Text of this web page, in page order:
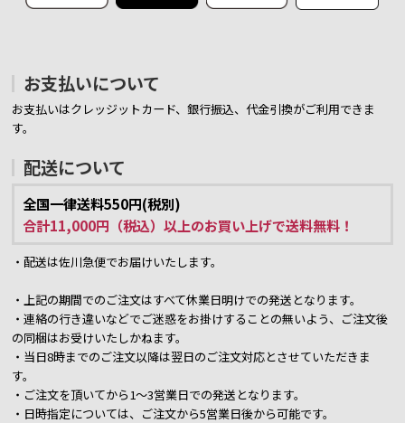
お支払いについて
お支払いはクレッジットカード、銀行振込、代金引換がご利用できま
す。
配送について
全国一律送料550円(税別)
合計11,000円（税込）以上のお買い上げで送料無料！
・配送は佐川急便でお届けいたします。
・上記の期間でのご注文はすべて休業日明けでの発送となります。
・連絡の行き違いなどでご迷惑をお掛けすることの無いよう、ご注文後
の同梱はお受けいたしかねます。
・当日8時までのご注文以降は翌日のご注文対応とさせていただきま
す。
・ご注文を頂いてから1～3営業日での発送となります。
・日時指定については、ご注文から5営業日後から可能です。